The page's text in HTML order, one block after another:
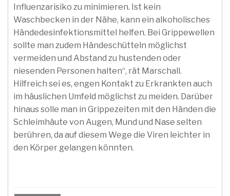
Influenzarisiko zu minimieren. Ist kein
Waschbecken in der Nähe, kann ein alkoholisches
Händedesinfektionsmittel helfen. Bei Grippewellen
sollte man zudem Händeschütteln möglichst
vermeiden und Abstand zu hustenden oder
niesenden Personen halten“, rät Marschall.
Hilfreich sei es, engen Kontakt zu Erkrankten auch
im häuslichen Umfeld möglichst zu meiden. Darüber
hinaus solle man in Grippezeiten mit den Händen die
Schleimhäute von Augen, Mund und Nase selten
berühren, da auf diesem Wege die Viren leichter in
den Körper gelangen könnten.